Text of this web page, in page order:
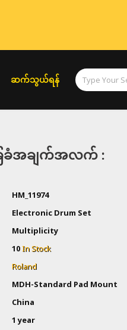
ဆက်သွယ်ရန်
ေခံအချက်အလက် :
HM_11974
Electronic Drum Set
Multiplicity
10In Stock
Roland
MDH-Standard Pad Mount
China
1 year